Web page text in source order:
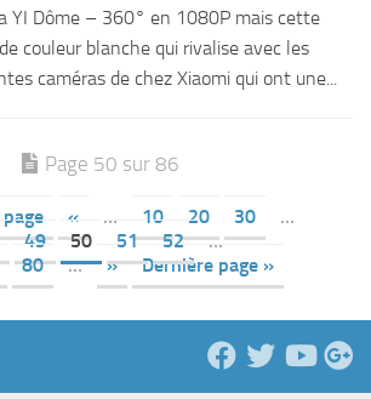
YI Dôme – 360° en 1080P mais cette
couleur blanche qui rivalise avec les
caméras de chez Xiaomi qui ont une...
Page 50 sur 86
« … 10 20 30
…
49 50 51 52
…
80 … » Dernière page »